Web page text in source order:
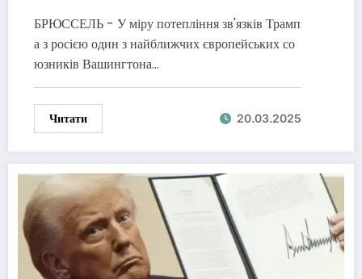
БРЮССЕЛЬ - У міру потепління зв'язків Трамп
а з росією один з найближчих європейських со
юзників Вашингтона…
Читати 20.03.2025